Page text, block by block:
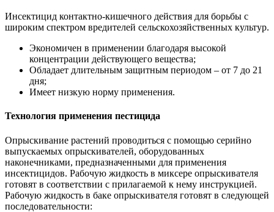
Инсектицид контактно-кишечного действия для борьбы с
широким спектром вредителей сельскохозяйственных культур.
Экономичен в применении благодаря высокой
концентрации действующего вещества;
Обладает длительным защитным периодом – от 7 до 21
дня;
Имеет низкую норму применения.
Технология применения пестицида
Опрыскивание растений проводиться с помощью серийно
выпускаемых опрыскивателей, оборудованных
наконечниками, предназначенными для применения
инсектицидов. Рабочую жидкость в миксере опрыскивателя
готовят в соответствии с прилагаемой к нему инструкцией.
Рабочую жидкость в баке опрыскивателя готовят в следующей
последовательности: